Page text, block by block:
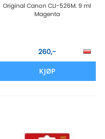
Original Canon CLI-526M. 9 ml
Magenta
260,-
KJØP